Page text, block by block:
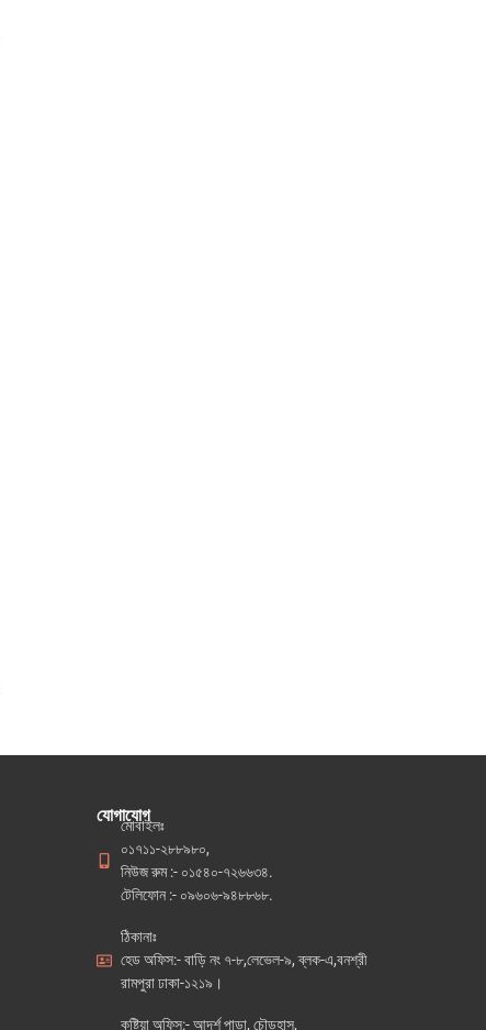
যোগাযোগ
মোবাইলঃ
০১৭১১-২৮৮৯৮০,
নিউজ রুম :- ০১৫৪০-৭২৬৬৩৪.
টেলিফোন :- ০৯৬০৬-৯৪৮৮৬৮.
ঠিকানাঃ
হেড অফিস:- বাড়ি নং ৭-৮,লেভেল-৯, ব্লক-এ,বনশ্রী
রামপুরা ঢাকা-১২১৯।
কুষ্টিয়া অফিস:- আদর্শ পাড়া, চৌড়হাস,